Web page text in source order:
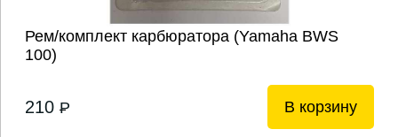
Рем/комплект карбюратора (Yamaha BWS
100)
210 P В корзину